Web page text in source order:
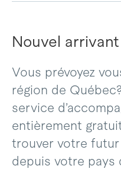
Nouvel arrivant
Vous prévoyez
région de
service
entièrement
trouver votre futur
depuis votre pays